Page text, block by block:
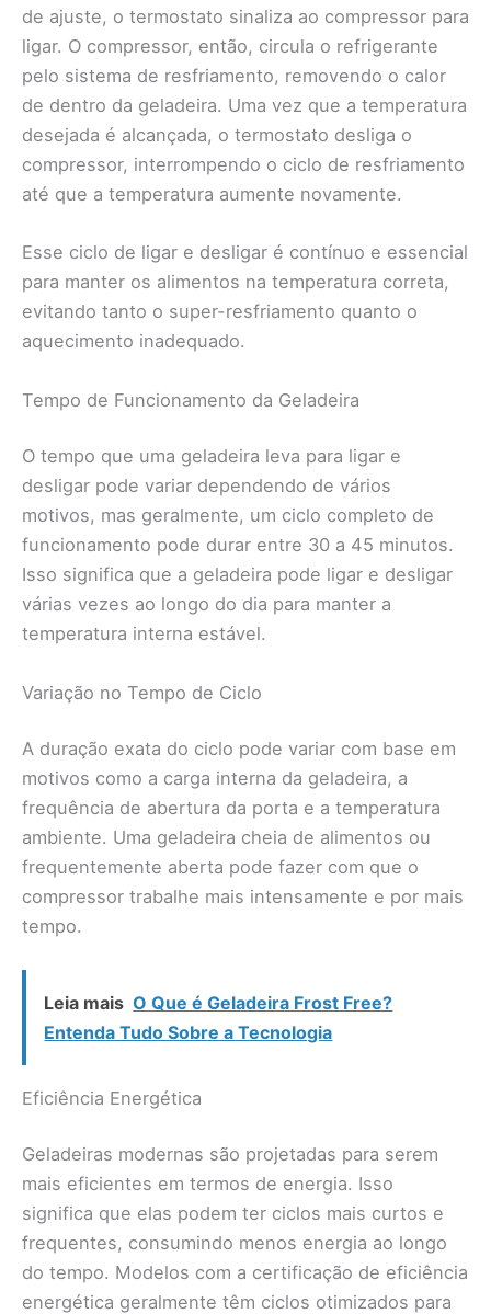
de ajuste, o termostato sinaliza ao compressor para
ligar. O compressor, então, circula o refrigerante
pelo sistema de resfriamento, removendo o calor
de dentro da geladeira. Uma vez que a temperatura
desejada é alcançada, o termostato desliga o
compressor, interrompendo o ciclo de resfriamento
até que a temperatura aumente novamente.
Esse ciclo de ligar e desligar é contínuo e essencial
para manter os alimentos na temperatura correta,
evitando tanto o super-resfriamento quanto o
aquecimento inadequado.
Tempo de Funcionamento da Geladeira
O tempo que uma geladeira leva para ligar e
desligar pode variar dependendo de vários
motivos, mas geralmente, um ciclo completo de
funcionamento pode durar entre 30 a 45 minutos.
Isso significa que a geladeira pode ligar e desligar
várias vezes ao longo do dia para manter a
temperatura interna estável.
Variação no Tempo de Ciclo
A duração exata do ciclo pode variar com base em
motivos como a carga interna da geladeira, a
frequência de abertura da porta e a temperatura
ambiente. Uma geladeira cheia de alimentos ou
frequentemente aberta pode fazer com que o
compressor trabalhe mais intensamente e por mais
tempo.
Leia mais O Que é Geladeira Frost Free?
Entenda Tudo Sobre a Tecnologia
Eficiência Energética
Geladeiras modernas são projetadas para serem
mais eficientes em termos de energia. Isso
significa que elas podem ter ciclos mais curtos e
frequentes, consumindo menos energia ao longo
do tempo. Modelos com a certificação de eficiência
energética geralmente têm ciclos otimizados para